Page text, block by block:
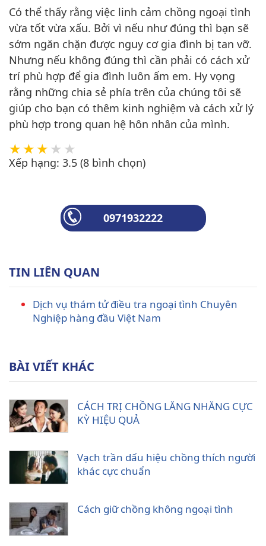
Có thể thấy rằng việc linh cảm chồng ngoại tình
vừa tốt vừa xấu. Bởi vì nếu như đúng thì bạn sẽ
sớm ngăn chặn được nguy cơ gia đình bị tan vỡ.
Nhưng nếu không đúng thì cần phải có cách xử
trí phù hợp để gia đình luôn ấm em. Hy vọng
rằng những chia sẻ phía trên của chúng tôi sẽ
giúp cho bạn có thêm kinh nghiệm và cách xử lý
phù hợp trong quan hệ hôn nhân của mình.
Xếp hạng: 3.5 (8 bình chọn)
0971932222
TIN LIÊN QUAN
Dịch vụ thám tử điều tra ngoại tình Chuyên
Nghiệp hàng đầu Việt Nam
BÀI VIẾT KHÁC
CÁCH TRỊ CHỒNG LĂNG NHĂNG CỰC
KỲ HIỆU QUẢ
Vạch trần dấu hiệu chồng thích người
khác cực chuẩn
Cách giữ chồng không ngoại tình